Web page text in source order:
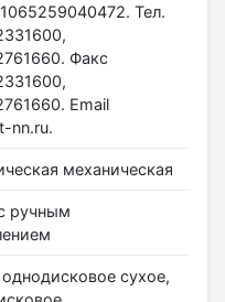
Тел.
Факс
Email
nn.ru.
механическая
ручным
сухое,